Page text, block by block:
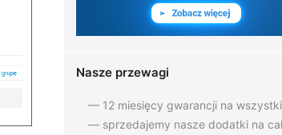
Nasze przewagi
— 12 miesięcy gwarancji na
— sprzedajemy nasze dodatki na